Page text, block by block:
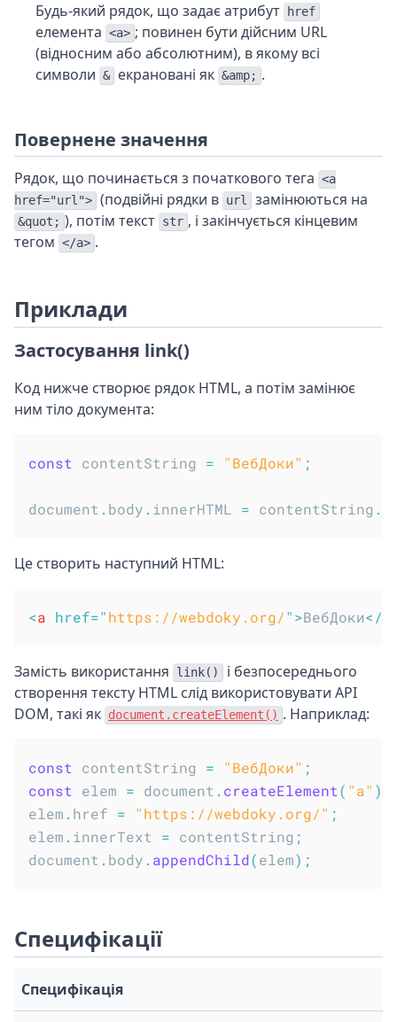
Будь-який рядок, що задає атрибут href
елемента <a> ; повинен бути дійсним URL
(відносним або абсолютним), в якому всі
символи & екрановані як &amp; .
Повернене значення
Рядок, що починається з початкового тега <a
href="url"> (подвійні рядки в url замінюються на
&quot; ), потім текст str , і закінчується кінцевим
тегом </a> .
Приклади
Застосування link()
Код нижче створює рядок HTML, а потім замінює
ним тіло документа:
const contentString = "ВебДоки" ;
document . body . innerHTML = contentString .
Це створить наступний HTML:
<a href="https://webdoky.org/">ВебДоки</
Замість використання link()
і безпосереднього
створення тексту HTML слід використовувати API
DOM, такі як document.createElement() . Наприклад:
const contentString = "ВебДоки" ;
const elem = document . createElement( "a" )
elem . href = "https://webdoky.org/" ;
elem . innerText = contentString ;
document . body . appendChild(elem) ;
Специфікації
Специфікація